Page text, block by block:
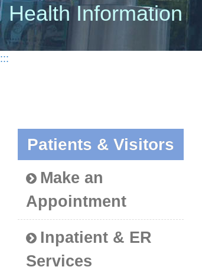
Health Information
:::
Patients & Visitors
Make an
Appointment
Inpatient & ER
Services